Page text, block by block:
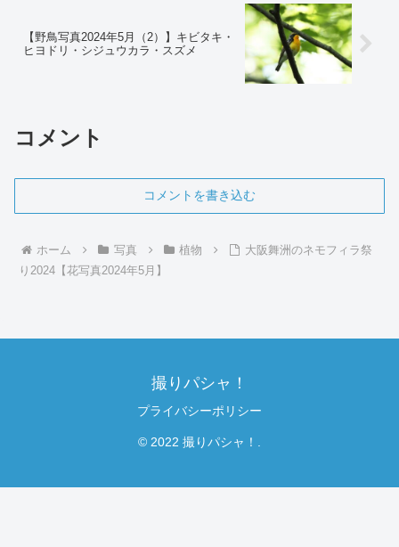
【野鳥写真2024年5月（2）】キビタキ・
ヒヨドリ・シジュウカラ・スズメ
コメント
コメントを書き込む
ホーム 写真 植物
大阪舞洲のネモフィラ祭
り2024【花写真2024年5月】
撮りパシャ！
プライバシーポリシー
© 2022 撮りパシャ！.